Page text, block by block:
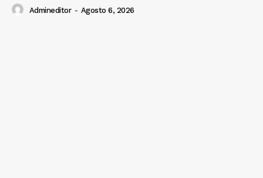
Admineditor - Agosto 6, 2026